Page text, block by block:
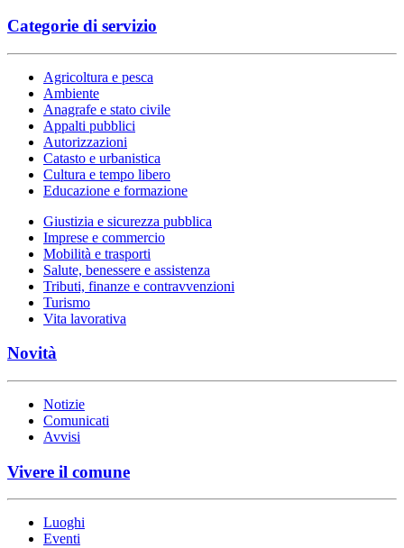
Categorie di servizio
Agricoltura e pesca
Ambiente
Anagrafe e stato civile
Appalti pubblici
Autorizzazioni
Catasto e urbanistica
Cultura e tempo libero
Educazione e formazione
Giustizia e sicurezza pubblica
Imprese e commercio
Mobilità e trasporti
Salute, benessere e assistenza
Tributi, finanze e contravvenzioni
Turismo
Vita lavorativa
Novità
Notizie
Comunicati
Avvisi
Vivere il comune
Luoghi
Eventi